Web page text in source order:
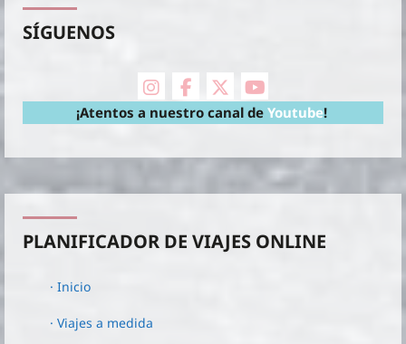
SÍGUENOS
instagramfacebookX Twitter
¡Atentos a nuestro canal de Youtube!
PLANIFICADOR DE VIAJES ONLINE
· Inicio
· Viajes a medida